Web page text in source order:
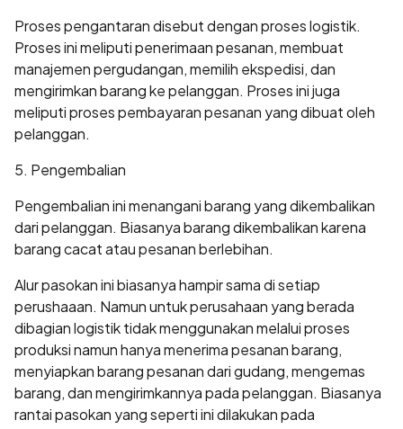
Proses pengantaran disebut dengan proses logistik.
Proses ini meliputi penerimaan pesanan, membuat
manajemen pergudangan, memilih ekspedisi, dan
mengirimkan barang ke pelanggan. Proses ini juga
meliputi proses pembayaran pesanan yang dibuat oleh
pelanggan.
5. Pengembalian
Pengembalian ini menangani barang yang dikembalikan
dari pelanggan. Biasanya barang dikembalikan karena
barang cacat atau pesanan berlebihan.
Alur pasokan ini biasanya hampir sama di setiap
perushaaan. Namun untuk perusahaan yang berada
dibagian logistik tidak menggunakan melalui proses
produksi namun hanya menerima pesanan barang,
menyiapkan barang pesanan dari gudang, mengemas
barang, dan mengirimkannya pada pelanggan. Biasanya
rantai pasokan yang seperti ini dilakukan pada